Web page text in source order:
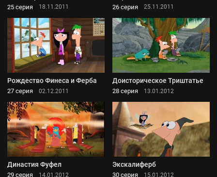
25 серия 18.11.2011 26 серия 25.11.2011
Рождество Финеса и Ферба
27 серия 02.12.2011
Доисторическое Триштатье
28 серия 13.01.2012
Династия Фуфел
29 серия 14.01.2012
Экскалиферб
30 серия 15.01.2012